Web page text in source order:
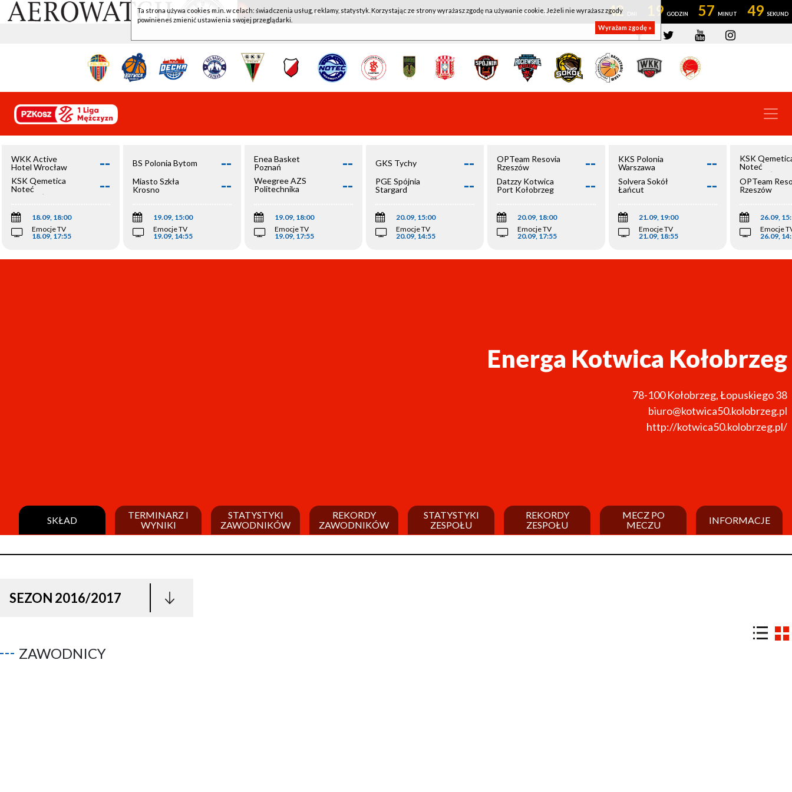
WKK ACTIVE HOTEL WROCŁAW - KSK QEMETICA NOTEĆ INOWROCŁAW 42 19 57 49
WKK Active
Hotel Wrocław
--
KSK Qemetica
Noteć
Inowrocław
--
18.09, 18:00
Emocje TV
18.09, 17:55
BS Polonia Bytom --
Miasto Szkła
Krosno
--
19.09, 15:00
Emocje TV
19.09, 14:55
Enea Basket
Poznań
--
Weegree AZS
Politechnika
--
19.09, 18:00
Emocje TV
19.09, 17:55
GKS Tychy --
PGE Spójnia
Stargard
--
20.09, 15:00
Emocje TV
20.09, 14:55
OPTeam Resovia
Rzeszów
--
Datzzy Kotwica
Port Kołobrzeg
--
20.09, 18:00
Emocje TV
20.09, 17:55
KKS Polonia
Warszawa
--
Solvera Sokół
Łańcut
--
21.09, 19:00
Emocje TV
21.09, 18:55
KSK
Noteć
Inowrocław
OPTeam
Rzeszów
26.09,
Emocje
26.09,
Energa Kotwica Kołobrzeg
78-100 Kołobrzeg,Łopuskiego 38
biuro@kotwica50.kolobrzeg.pl
http://kotwica50.kolobrzeg.pl/
SKŁAD
TERMINARZ I
WYNIKI
STATYSTYKI
ZAWODNIKÓW
REKORDY
ZAWODNIKÓW
STATYSTYKI
ZESPOŁU
REKORDY
ZESPOŁU
MECZ PO
MECZU
INFORMACJE
SEZON 2016/2017
ZAWODNICY
Ta strona używa cookies m.in. w celach: świadczenia usług, reklamy, statystyk. Korzystając ze strony wyrażasz zgodę na używanie cookie. Jeżeli nie wyrażasz zgody
powinieneś zmienić ustawienia swojej przeglądarki.
Wyrażam zgodę »